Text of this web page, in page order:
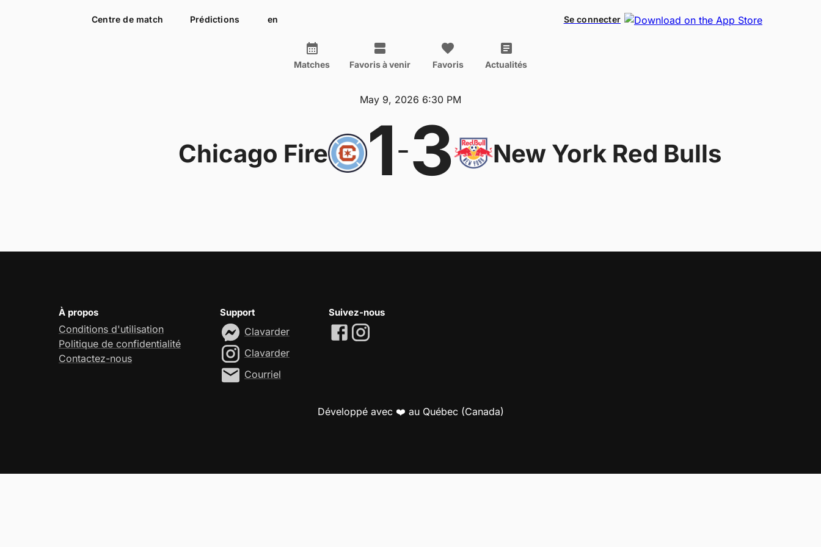
Centre de match Prédictions en Se connecter
Matches Favoris à venir Favoris Actualités
May 9, 2026 6:30 PM
Chicago Fire 1-3 New York Red Bulls
À propos
Conditions d'utilisation
Politique de confidentialité
Contactez-nous
Support
Clavarder
Clavarder
Courriel
Suivez-nous
Développé avec ❤️ au Québec (Canada)